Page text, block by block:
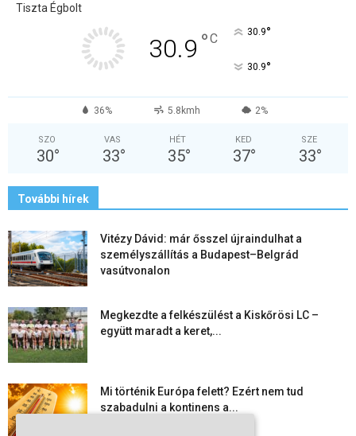
Tiszta Égbolt
30.9 °C 30.9°
30.9°
36% 5.8kmh 2%
SZO
30°
VAS
33°
HÉT
35°
KED
37°
SZE
33°
További hírek
Vitézy Dávid: már ősszel újraindulhat a
személyszállítás a Budapest–Belgrád
vasútvonalon
Megkezdte a felkészülést a Kiskőrösi LC –
együtt maradt a keret,...
Mi történik Európa felett? Ezért nem tud
szabadulni a kontinens a...